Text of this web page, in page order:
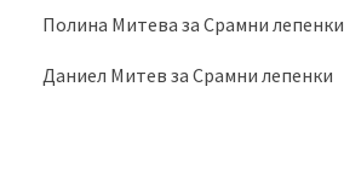
Полина Митева за Срамни лепенки
Даниел Митев за Срамни лепенки